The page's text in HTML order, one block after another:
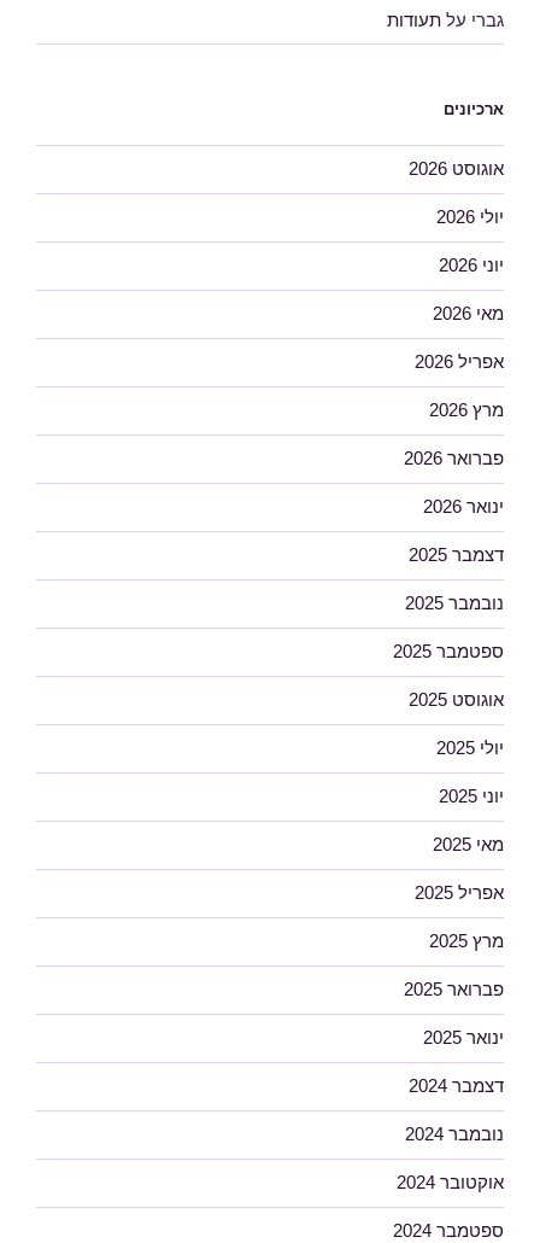
גברי על תעודות
ארכיונים
אוגוסט 2026
יולי 2026
יוני 2026
מאי 2026
אפריל 2026
מרץ 2026
פברואר 2026
ינואר 2026
דצמבר 2025
נובמבר 2025
ספטמבר 2025
אוגוסט 2025
יולי 2025
יוני 2025
מאי 2025
אפריל 2025
מרץ 2025
פברואר 2025
ינואר 2025
דצמבר 2024
נובמבר 2024
אוקטובר 2024
ספטמבר 2024